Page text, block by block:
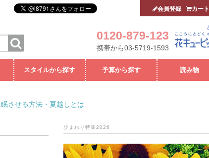
0120-879-123
携帯から03-5719-1593
会員登録 カート
スタイルから探す 予算から探す 読み物
させる方法・夏越しとは
ひまわり特集2026